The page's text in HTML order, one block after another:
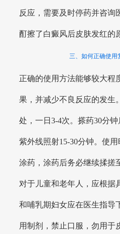
反应，需要及时停药并咨询
酊擦了白癜风后皮肤发红的
三、如何正确使用
正确的使用方法能够较大程
果，并减少不良反应的发生
处，一日3-4次。搽药30分
紫外线照射15-30分钟。使
涂药，涂药后务必继续揉搓
对于儿童和老年人，应根据
和哺乳期妇女应在医生指导
用制剂，禁止口服，勿用于